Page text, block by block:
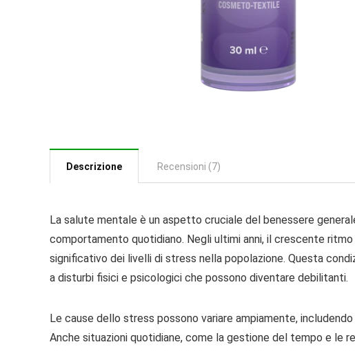
Descrizione Recensioni (7)
La salute mentale è un aspetto cruciale del benessere
comportamento quotidiano. Negli ultimi anni, il crescente
significativo dei livelli di stress nella popolazione. Questa
a disturbi fisici e psicologici che possono diventare debilitanti.
Le cause dello stress possono variare ampiamente,
Anche situazioni quotidiane, come la gestione del tempo e le